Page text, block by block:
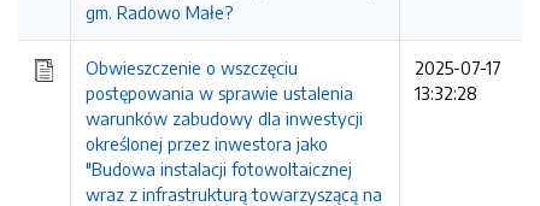
gm. Radowo Małe?
Obwieszczenie o wszczęciu
postępowania w sprawie ustalenia
warunków zabudowy dla inwestycji
określonej przez inwestora jako
"Budowa instalacji fotowoltaicznej
wraz z infrastrukturą towarzyszącą na
2025-07-17
13:32:28